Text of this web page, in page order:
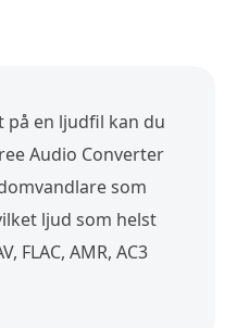
en ljudfil kan du
Audio Converter
som
ljud som helst
FLAC, AMR, AC3